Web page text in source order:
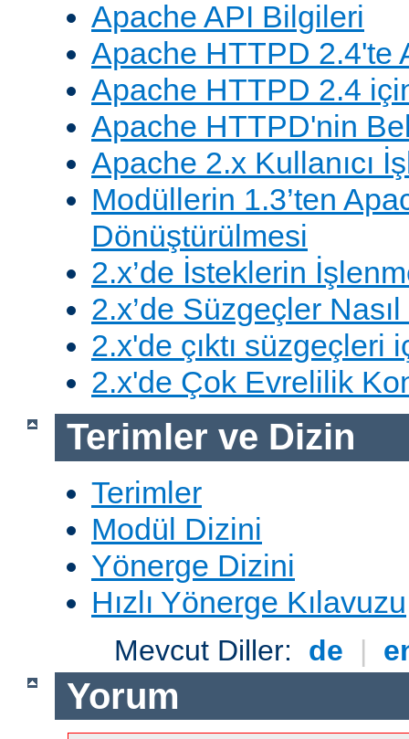
Apache API Bilgileri
Apache HTTPD 2.4'te
Apache HTTPD 2.4
Apache HTTPD'nin
Apache 2.x Kullanıcı
Modüllerin 1.3’ten
Dönüştürülmesi
2.x’de İsteklerin
2.x’de Süzgeçler Nasıl
2.x'de çıktı süzgeçleri
2.x'de Çok Evrelilik
Terimler ve Dizin
Terimler
Modül Dizini
Yönerge Dizini
Hızlı Yönerge Kılavuzu
Mevcut Diller: de |
Yorum